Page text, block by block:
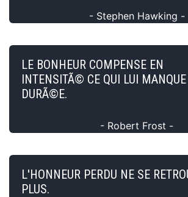
- Stephen Hawking -
LE BONHEUR COMPENSE EN
INTENSITÃ© CE QUI LUI MANQUE
DURÃ©E.
- Robert Frost -
L'HONNEUR PERDU NE SE
PLUS.